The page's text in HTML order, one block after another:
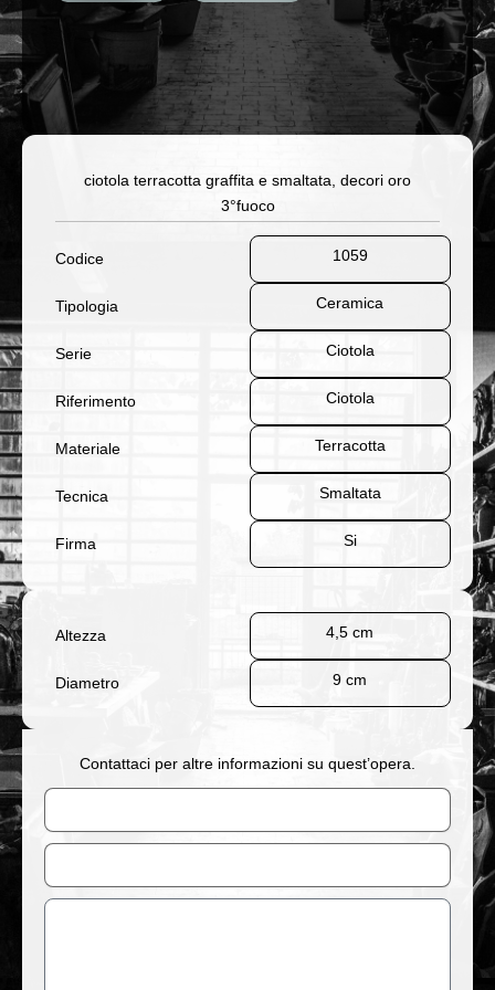
ciotola terracotta graffita e smaltata, decori oro
3°fuoco
Codice 1059
Tipologia Ceramica
Serie Ciotola
Riferimento Ciotola
Materiale Terracotta
Tecnica Smaltata
Firma Si
Altezza 4,5 cm
Diametro 9 cm
Contattaci per altre informazioni su quest’opera.
Nome
Email
Messaggio